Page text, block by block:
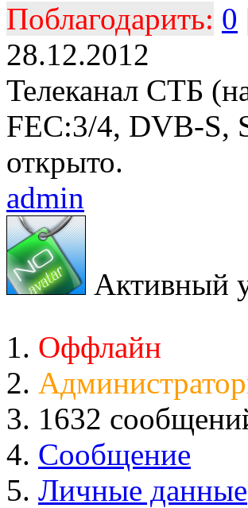
Поблагодарить: 0
28.12.2012
Teлеканал СТБ
FEC:3/4, DVB-S,
открыто.
admin
Активный
Оффлайн
1632
Сообщение
Личные данные